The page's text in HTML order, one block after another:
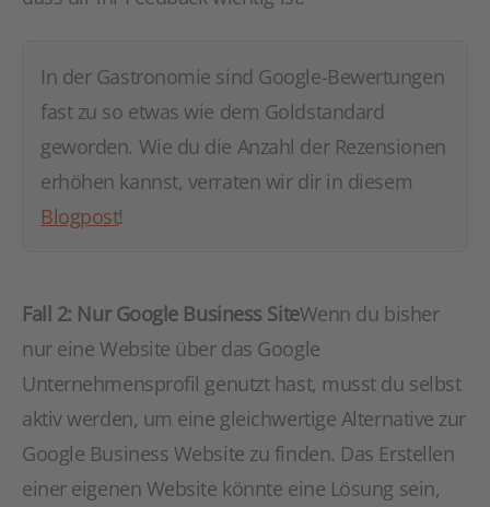
In der Gastronomie sind Google-Bewertungen
fast zu so etwas wie dem Goldstandard
geworden. Wie du die Anzahl der Rezensionen
erhöhen kannst, verraten wir dir in diesem
Blogpost!
Fall 2: Nur Google Business SiteWenn du bisher
nur eine Website über das Google
Unternehmensprofil genutzt hast, musst du selbst
aktiv werden, um eine gleichwertige Alternative zur
Google Business Website zu finden. Das Erstellen
einer eigenen Website könnte eine Lösung sein,